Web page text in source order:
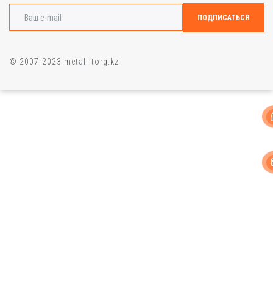
© 2007-2023 metall-torg.kz